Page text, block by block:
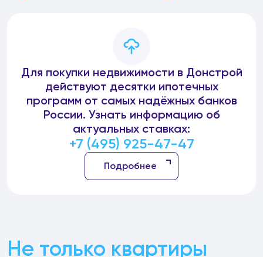
Для покупки недвижимости в Донстрой
действуют десятки ипотечных
программ от самых надёжных банков
России. Узнать информацию об
актуальных ставках:
+7 (495) 925-47-47
Подробнее
Не только квартиры